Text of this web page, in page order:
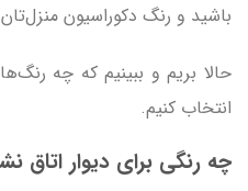
باشید و رنگ دکوراسیون منزل‌تان
حالا بریم و ببینیم که چه
انتخاب کنیم.
چه رنگی برای دیوار